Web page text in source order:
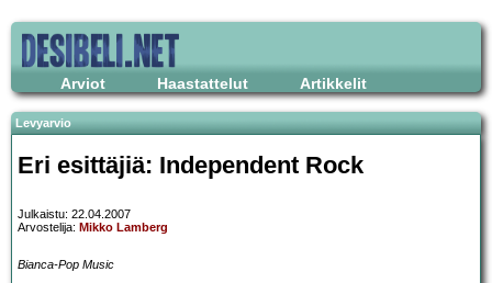
Arviot Haastattelut Artikkelit
Levyarvio
Eri esittäjiä: Independent Rock
Julkaistu: 22.04.2007
Arvostelija: Mikko Lamberg
Bianca-Pop Music